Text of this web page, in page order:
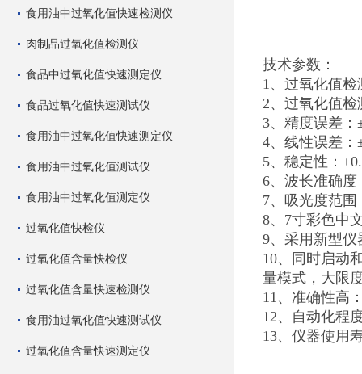
食用油中过氧化值快速检测仪
肉制品过氧化值检测仪
食品中过氧化值快速测定仪
食品过氧化值快速测试仪
食用油中过氧化值快速测定仪
食用油中过氧化值测试仪
食用油中过氧化值测定仪
过氧化值快检仪
过氧化值含量快检仪
过氧化值含量快速检测仪
食用油过氧化值快速测试仪
过氧化值含量快速测定仪
技术参数：
1、过氧化值检
2、过氧化值检
3、精度误差：
4、线性误差
5、稳定性：
6、波长准确度
7、吸光度范围
8、7寸彩色中
9、采用新型
10、同时启动
量模式，大限
11、准确性高
12、自动化程
13、仪器使用